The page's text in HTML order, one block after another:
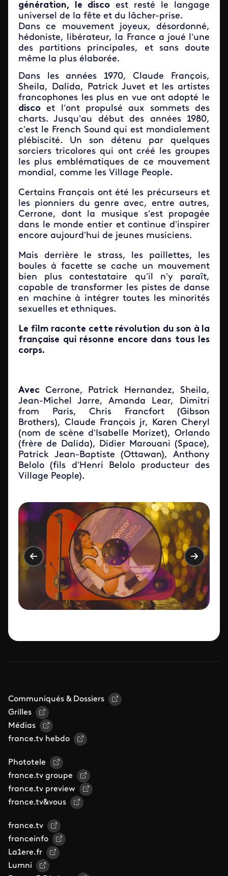
génération, le disco est resté le langage
universel de la fête et du lâcher-prise.
Dans ce mouvement joyeux, désordonné,
hédoniste, libérateur, la France a joué l’une
des partitions principales, et sans doute
même la plus élaborée.
Dans les années 1970, Claude François,
Sheila, Dalida, Patrick Juvet et les artistes
francophones les plus en vue ont adopté le
disco et l’ont propulsé aux sommets des
charts. Jusqu’au début des années 1980,
c’est le French Sound qui est mondialement
plébiscité. Un son détenu par quelques
sorciers tricolores qui ont créé les groupes
les plus emblématiques de ce mouvement
mondial, comme les Village People.
Certains Français ont été les précurseurs et
les pionniers du genre avec, entre autres,
Cerrone, dont la musique s’est propagée
dans le monde entier et continue d’inspirer
encore aujourd’hui de jeunes musiciens.
Mais derrière le strass, les paillettes, les
boules à facette se cache un mouvement
bien plus contestataire qu’il n’y paraît,
capable de transformer les pistes de danse
en machine à intégrer toutes les minorités
sexuelles et ethniques.
Le film raconte cette révolution du son à la
française qui résonne encore dans tous les
corps.
Avec Cerrone, Patrick Hernandez, Sheila,
Jean-Michel Jarre, Amanda Lear, Dimitri
from Paris, Chris Francfort (Gibson
Brothers), Claude François jr, Karen Cheryl
(nom de scène d’Isabelle Morizet), Orlando
(frère de Dalida), Didier Marouani (Space),
Patrick Jean-Baptiste (Ottawan), Anthony
Belolo (fils d’Henri Belolo producteur des
Village People).
Communiqués & Dossiers
Grilles
Médias
france.tv hebdo
Phototele
france.tv groupe
france.tv preview
france.tv&vous
france.tv
franceinfo
La1ere.fr
Lumni